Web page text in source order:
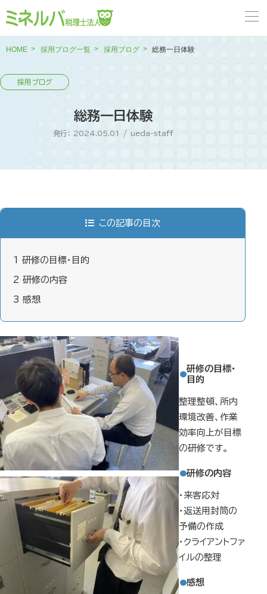
HOME 採用ブログ一覧 採用ブログ 総務一日体験
総務一日体験
発行： 2024.05.01 / ueda-staff
この記事の目次
1 研修の目標・目的
2 研修の内容
3 感想
研修の目標・
目的
整理整頓、所内
環境改善、作業
効率向上が目標
の研修です。
研修の内容
・来客応対
・返送用封筒の
予備の作成
・クライアントファ
イルの整理
感想